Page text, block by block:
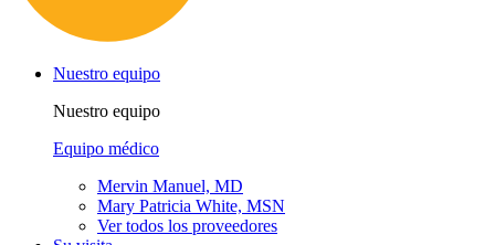
Nuestro equipo
Nuestro equipo
Equipo médico
Mervin Manuel, MD
Mary Patricia White, MSN
Ver todos los proveedores